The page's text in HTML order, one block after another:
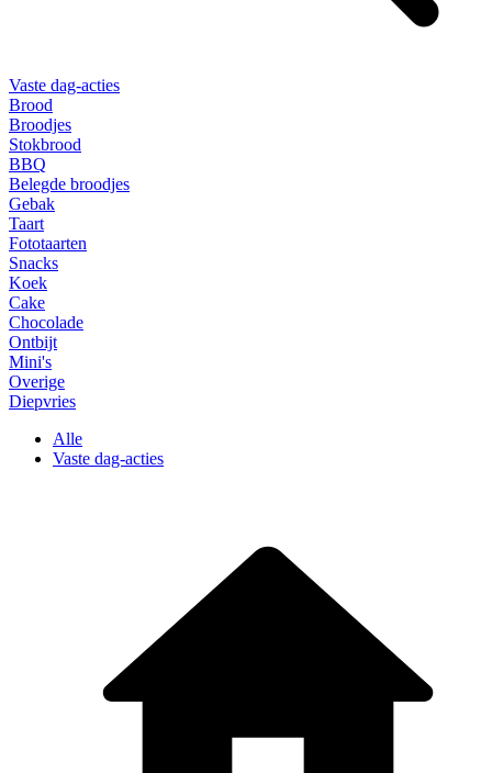
Vaste dag-acties
Brood
Broodjes
Stokbrood
BBQ
Belegde broodjes
Gebak
Taart
Fototaarten
Snacks
Koek
Cake
Chocolade
Ontbijt
Mini's
Overige
Diepvries
Alle
Vaste dag-acties